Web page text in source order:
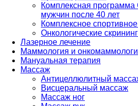
Комплексная
мужчин после 40 лет
Комплексное
Онкологические
Лазерное лечение
Маммология и
Мануальная терапия
Массаж
Антицеллюлитный
Висцеральный массаж
Массаж ног